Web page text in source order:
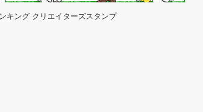
キング クリエイターズスタンプ